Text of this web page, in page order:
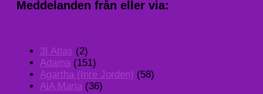
Meddelanden från eller via:
3I Atlas (2)
Adama (151)
Agartha (Inre Jorden) (58)
AiA Maria (36)